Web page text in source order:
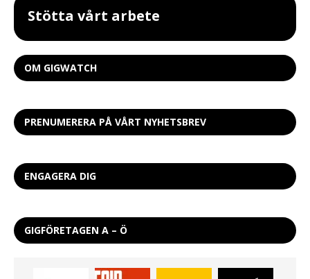
Stötta vårt arbete
OM GIGWATCH
PRENUMERERA PÅ VÅRT NYHETSBREV
ENGAGERA DIG
GIGFÖRETAGEN A – Ö